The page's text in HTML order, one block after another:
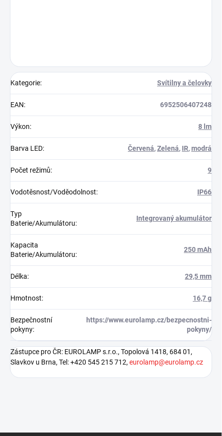
Kategorie: Svítilny a čelovky
EAN: 6952506407248
Výkon: 8 lm
Barva LED: Červená,Zelená, IR,modrá
Počet režimů: 9
Vodotěsnost/Voděodolnost: IP66
Typ
Baterie/Akumulátoru:
Integrovaný akumulátor
Kapacita
Baterie/Akumulátoru:
250 mAh
Délka: 29,5 mm
Hmotnost: 16,7 g
Bezpečnostní
pokyny:
https://www.eurolamp.cz/bezpecnostni-
pokyny/
Zástupce pro ČR: EUROLAMP s.r.o., Topolová 1418, 684 01,
Slavkov u Brna, Tel: +420 545 215 712, eurolamp@eurolamp.cz